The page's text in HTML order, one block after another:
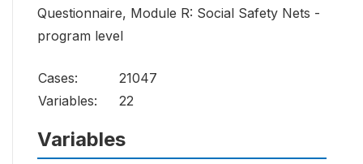
Questionnaire, Module R: Social Safety Nets -
program level
Cases:
21047
Variables:
22
Variables